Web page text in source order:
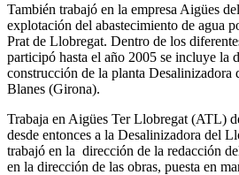
También trabajó en la empresa Aigües
explotación del abastecimiento de agua
Prat de Llobregat. Dentro de los
participó hasta el año 2005 se incluye la
construcción de la planta Desalinizadora
Blanes (Girona).
Trabaja en Aigües Ter Llobregat (ATL)
desde entonces a la Desalinizadora del
trabajó en la dirección de la redacción
en la dirección de las obras, puesta en